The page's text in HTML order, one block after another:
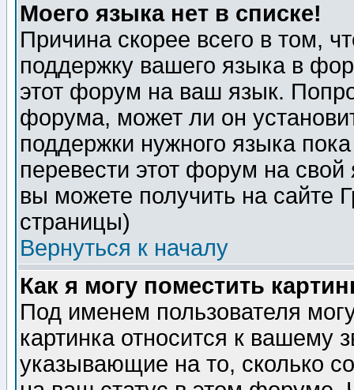
Моего языка нет в списке!
Причина скорее всего в том,
поддержку вашего языка в
этот форум на ваш язык.
форума, может ли он
поддержки нужного языка
перевести этот форум на
вы можете получить на сайте
страницы)
Вернуться к началу
Как я могу поместить
Под именем пользователя
картинка относится к вашему
указывающие на то, сколько